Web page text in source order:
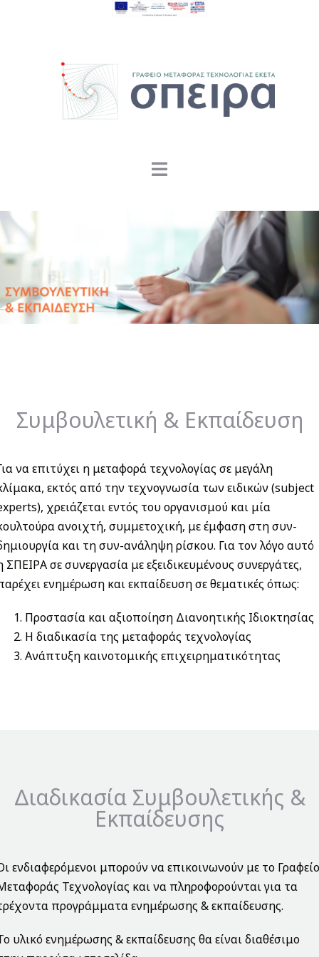
Συμβουλετική & Εκπαίδευση
να επιτύχει η μεταφορά τεχνολογίας σε μεγάλη
εκτός από την τεχνογνωσία των ειδικών (subject
χρειάζεται εντός του οργανισμού και μία
ανοιχτή, συμμετοχική, με έμφαση στη συν-
και τη συν-ανάληψη ρίσκου. Για τον λόγο αυτό
ΣΠΕΙΡΑ σε συνεργασία με εξειδικευμένους συνεργάτες,
ενημέρωση και εκπαίδευση σε θεματικές όπως:
Προστασία και αξιοποίηση Διανοητικής Ιδιοκτησίας
Η διαδικασία της μεταφοράς τεχνολογίας
Ανάπτυξη καινοτομικής επιχειρηματικότητας
Διαδικασία Συμβουλετικής &
Εκπαίδευσης
ενδιαφερόμενοι μπορούν να επικοινωνούν με το Γραφείο
Τεχνολογίας και να πληροφορούνται για τα
προγράμματα ενημέρωσης & εκπαίδευσης.
υλικό ενημέρωσης & εκπαίδευσης θα είναι διαθέσιμο